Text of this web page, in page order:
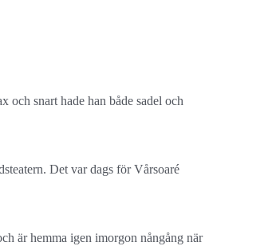
snart hade han både sadel och
Det var dags för Vårsoaré
är hemma igen imorgon nångång när